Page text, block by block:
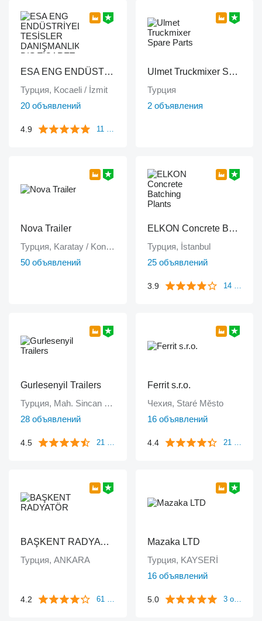
ESA ENG ENDÜSTRİYEL TESİSLER DANIŞMANLIK DIŞ TİCARET VE SANAYİ LİMİTED ŞİRKETİ
Турция, Kocaeli / İzmit
20 объявлений
4.9 11 отзывов
Ulmet Truckmixer Spare Parts
Турция
2 объявления
Nova Trailer
Турция, Karatay / Konya
50 объявлений
ELKON Concrete Batching Plants
Турция, İstanbul
25 объявлений
3.9 14 отзывов
Gurlesenyil Trailers
Турция, Mah. Sincan - Ankara
28 объявлений
4.5 21 отзыв
Ferrit s.r.o.
Чехия, Staré Město
16 объявлений
4.4 21 отзыв
BAŞKENT RADYATÖR
Турция, ANKARA
4.2 61 отзыв
Mazaka LTD
Турция, KAYSERİ
16 объявлений
5.0 3 отзыва